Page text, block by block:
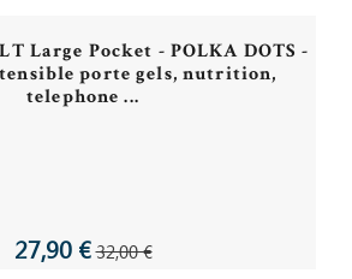
Large Pocket - POLKA DOTS -
porte gels, nutrition,
telephone ...
27,90 €32,00 €